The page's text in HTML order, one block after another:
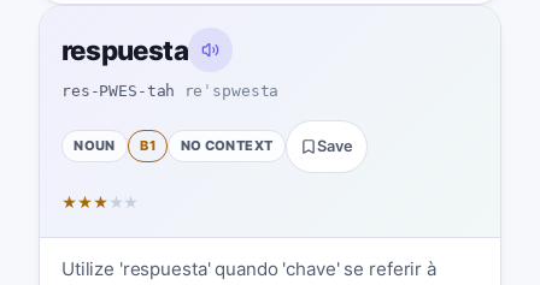
respuesta
res-PWES-tah reˈspwesta
NOUN B1 NO CONTEXT Save
★★★ ★ ★
Utilize 'respuesta' quando 'chave' se referir à